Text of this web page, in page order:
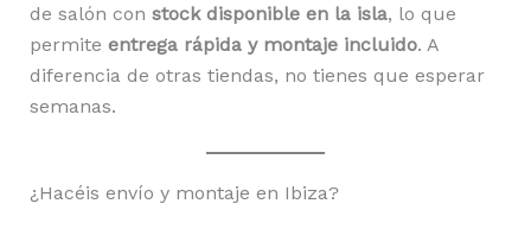
de salón con stock disponible en la isla, lo que
permite entrega rápida y montaje incluido. A
diferencia de otras tiendas, no tienes que esperar
semanas.
¿Hacéis envío y montaje en Ibiza?